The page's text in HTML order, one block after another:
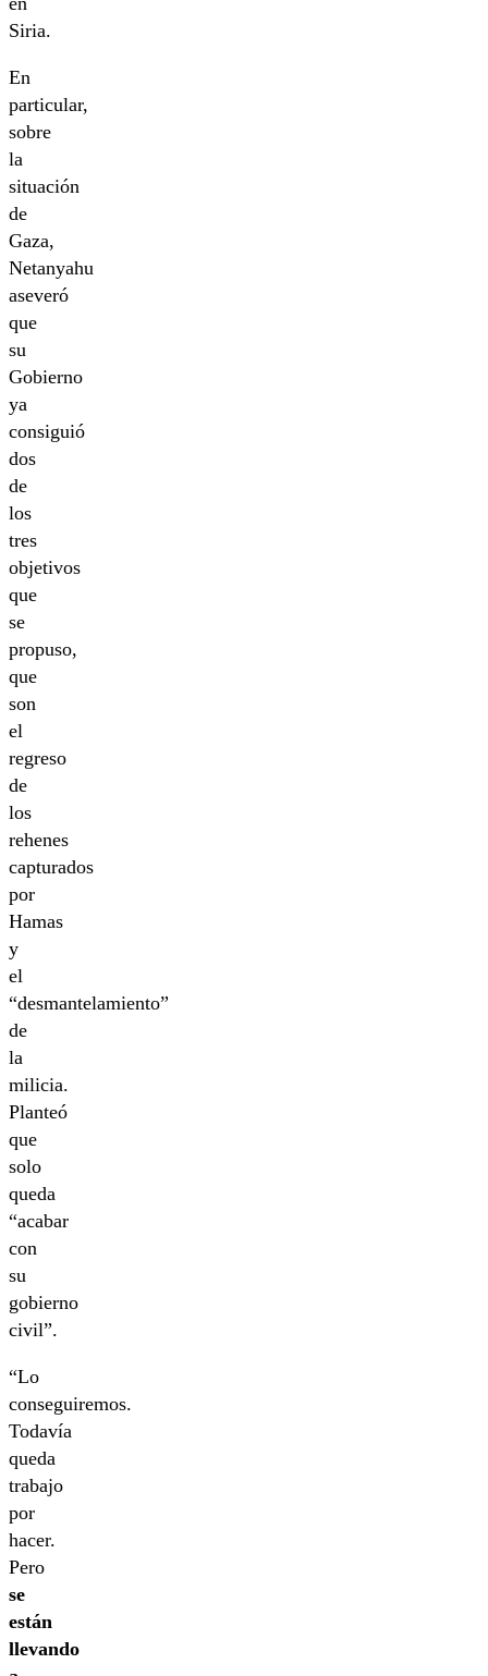
Siria.
En
particular,
sobre
la
situación
de
Gaza,
Netanyahu
aseveró
que
su
Gobierno
ya
consiguió
dos
de
los
tres
objetivos
que
se
propuso,
que
son
el
regreso
de
los
rehenes
capturados
por
Hamas
y
el
“desmantelamiento”
de
la
milicia.
Planteó
que
solo
queda
“acabar
con
su
gobierno
civil”.
“Lo
conseguiremos.
Todavía
queda
trabajo
por
hacer.
Pero
se
están
llevando